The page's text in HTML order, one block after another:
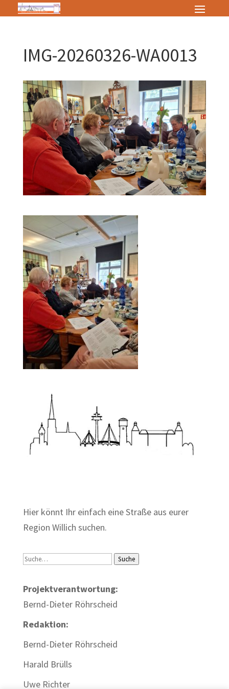
IMG-20260326-WA0013
Hier könnt Ihr einfach eine Straße aus eurer
Region Willich suchen.
Suche Suche
Projektverantwortung:
Bernd-Dieter Röhrscheid
Redaktion:
Bernd-Dieter Röhrscheid
Harald Brülls
Uwe Richter